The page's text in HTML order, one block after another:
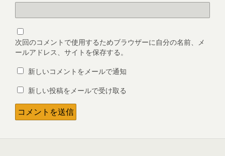
次回のコメントで使用するためブラウザーに自分の名前、メ
ールアドレス、サイトを保存する。
新しいコメントをメールで通知
新しい投稿をメールで受け取る